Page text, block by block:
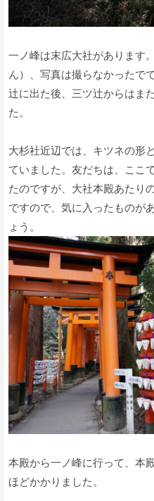
一ノ峰は末広大社があります
ん）、写真は撮らなかったで
辻に出た後、三ツ辻からはま
た。
大杉社近辺では、キツネの形
ていました。友だちは、ここ
たのですが、大社本殿あたり
ですので、気に入ったものが
ょう。
本殿から一ノ峰に行って、本
ほどかかりました。